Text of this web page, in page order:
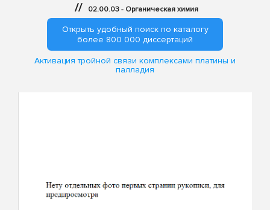
// 02.00.03 - Органическая химия
Открыть удобный поиск по каталогу
более 800 000 диссертаций
Активация тройной связи комплексами платины и
палладия